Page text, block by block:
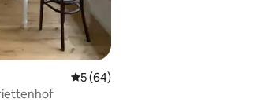
Évaluation moyenne sur la base
5 (64)